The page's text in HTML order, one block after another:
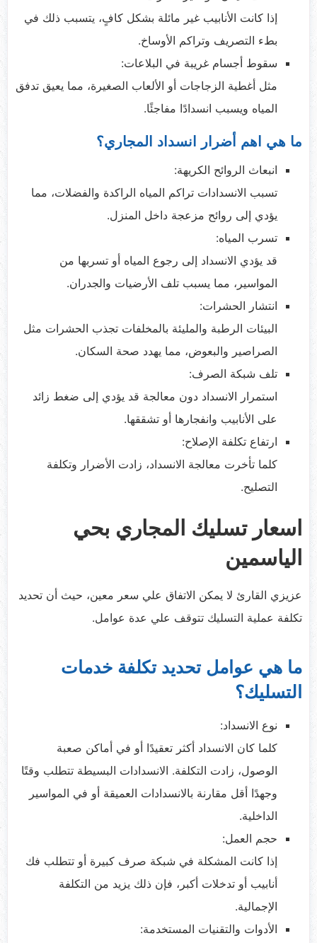
إذا كانت الأنابيب غير مائلة بشكل كافٍ، يتسبب ذلك في
بطء التصريف وتراكم الأوساخ.
سقوط أجسام غريبة في البلاعات:
مثل أغطية الزجاجات أو الألعاب الصغيرة، مما يعيق تدفق
المياه ويسبب انسدادًا مفاجئًا.
ما هي اهم أضرار انسداد المجاري؟
انبعاث الروائح الكريهة:
تسبب الانسدادات تراكم المياه الراكدة والفضلات، مما
يؤدي إلى روائح مزعجة داخل المنزل.
تسرب المياه:
قد يؤدي الانسداد إلى رجوع المياه أو تسربها من
المواسير، مما يسبب تلف الأرضيات والجدران.
انتشار الحشرات:
البيئات الرطبة والمليئة بالمخلفات تجذب الحشرات مثل
الصراصير والبعوض، مما يهدد صحة السكان.
تلف شبكة الصرف:
استمرار الانسداد دون معالجة قد يؤدي إلى ضغط زائد
على الأنابيب وانفجارها أو تشققها.
ارتفاع تكلفة الإصلاح:
كلما تأخرت معالجة الانسداد، زادت الأضرار وتكلفة
التصليح.
اسعار تسليك المجاري بحي
الياسمين
عزيزي القارئ لا يمكن الاتفاق علي سعر معين، حيث أن تحديد
تكلفة عملية التسليك تتوقف علي عدة عوامل.
ما هي عوامل تحديد تكلفة خدمات
التسليك؟
نوع الانسداد:
كلما كان الانسداد أكثر تعقيدًا أو في أماكن صعبة
الوصول، زادت التكلفة. الانسدادات البسيطة تتطلب وقتًا
وجهدًا أقل مقارنة بالانسدادات العميقة أو في المواسير
الداخلية.
حجم العمل:
إذا كانت المشكلة في شبكة صرف كبيرة أو تتطلب فك
أنابيب أو تدخلات أكبر، فإن ذلك يزيد من التكلفة
الإجمالية.
الأدوات والتقنيات المستخدمة: